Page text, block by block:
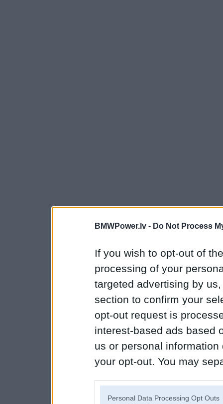
BMWPower.lv - Do Not Process
If you wish to opt-out of
processing of your
targeted advertising by
section to confirm your
opt-out request is
interest-based ads based
us or personal
your opt-out. You may
Personal Data Processing Opt Outs